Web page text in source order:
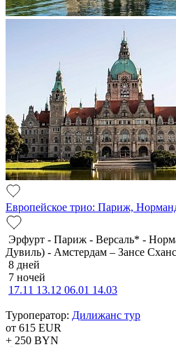
Европейское трио: Париж,
Эрфурт - Париж - Версаль* -
Дувиль) - Амстердам – Зансе
8 дней
7 ночей
17.11 13.12 06.01 14.03
Туроператор: Дилижанс тур
от 615 EUR
+ 250 BYN